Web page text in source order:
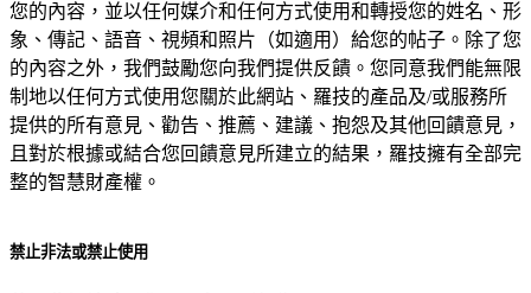
您的內容，並以任何媒介和任何方式使用和轉授您的姓名、形
象、傳記、語音、視頻和照片（如適用）給您的帖子。除了您
的內容之外，我們鼓勵您向我們提供反饋。您同意我們能無限
制地以任何方式使用您關於此網站、羅技的產品及/或服務所
提供的所有意見、勸告、推薦、建議、抱怨及其他回饋意見，
且對於根據或結合您回饋意見所建立的結果，羅技擁有全部完
整的智慧財產權。
禁止非法或禁止使用